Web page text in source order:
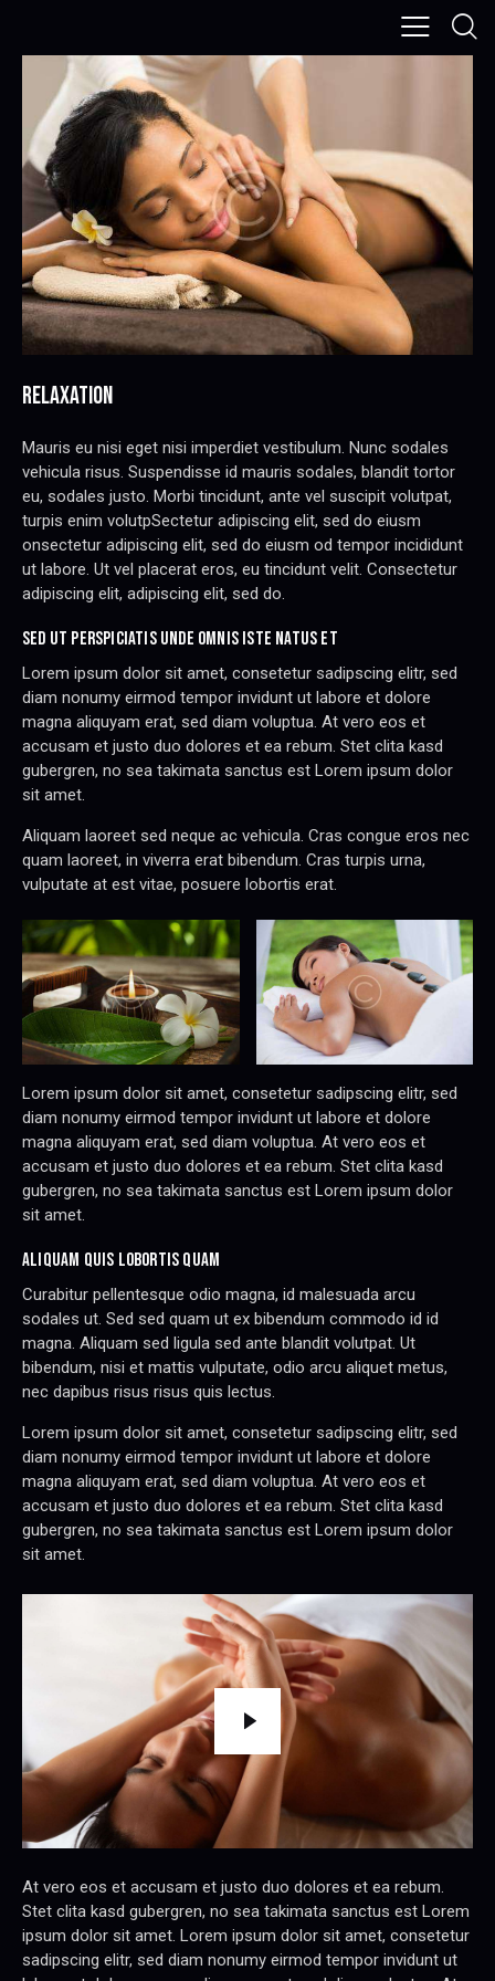
RELAXATION
Mauris eu nisi eget nisi imperdiet vestibulum. Nunc sodales
vehicula risus. Suspendisse id mauris sodales, blandit tortor
eu, sodales justo. Morbi tincidunt, ante vel suscipit volutpat,
turpis enim volutpSectetur adipiscing elit, sed do eiusm
onsectetur adipiscing elit, sed do eiusm od tempor incididunt
ut labore. Ut vel placerat eros, eu tincidunt velit. Consectetur
adipiscing elit, adipiscing elit, sed do.
SED UT PERSPICIATIS UNDE OMNIS ISTE NATUS ET
Lorem ipsum dolor sit amet, consetetur sadipscing elitr, sed
diam nonumy eirmod tempor invidunt ut labore et dolore
magna aliquyam erat, sed diam voluptua. At vero eos et
accusam et justo duo dolores et ea rebum. Stet clita kasd
gubergren, no sea takimata sanctus est Lorem ipsum dolor
sit amet.
Aliquam laoreet sed neque ac vehicula. Cras congue eros nec
quam laoreet, in viverra erat bibendum. Cras turpis urna,
vulputate at est vitae, posuere lobortis erat.
Lorem ipsum dolor sit amet, consetetur sadipscing elitr, sed
diam nonumy eirmod tempor invidunt ut labore et dolore
magna aliquyam erat, sed diam voluptua. At vero eos et
accusam et justo duo dolores et ea rebum. Stet clita kasd
gubergren, no sea takimata sanctus est Lorem ipsum dolor
sit amet.
ALIQUAM QUIS LOBORTIS QUAM
Curabitur pellentesque odio magna, id malesuada arcu
sodales ut. Sed sed quam ut ex bibendum commodo id id
magna. Aliquam sed ligula sed ante blandit volutpat. Ut
bibendum, nisi et mattis vulputate, odio arcu aliquet metus,
nec dapibus risus risus quis lectus.
Lorem ipsum dolor sit amet, consetetur sadipscing elitr, sed
diam nonumy eirmod tempor invidunt ut labore et dolore
magna aliquyam erat, sed diam voluptua. At vero eos et
accusam et justo duo dolores et ea rebum. Stet clita kasd
gubergren, no sea takimata sanctus est Lorem ipsum dolor
sit amet.
At vero eos et accusam et justo duo dolores et ea rebum.
Stet clita kasd gubergren, no sea takimata sanctus est Lorem
ipsum dolor sit amet. Lorem ipsum dolor sit amet, consetetur
sadipscing elitr, sed diam nonumy eirmod tempor invidunt ut